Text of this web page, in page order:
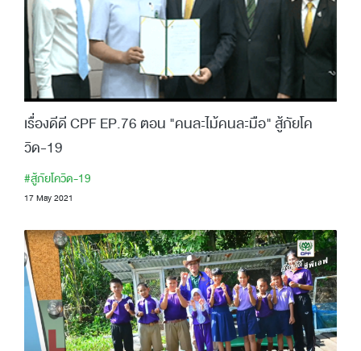
เรื่องดีดี CPF EP.76 ตอน "คนละไม้คนละมือ" สู้ภัยโค
วิด-19
#สู้ภัยโควิด-19
17 May 2021